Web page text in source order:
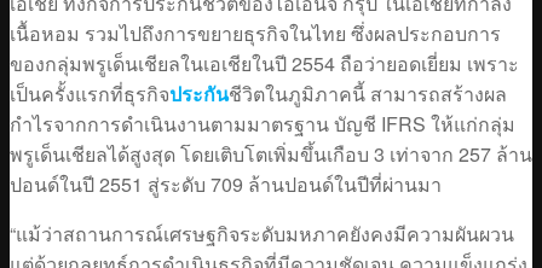
เนื้อหอม รวมไปถึงการขยายธุรกิจในไทย ซึ่งผลประกอบการ
ของกลุ่มพรูเด็นเชียลในเอเชียในปี 2554 ถือว่ายอดเยี่ยม เพราะ
เป็นครั้งแรกที่ธุรกิจประกันชีวิตในภูมิภาคนี้ สามารถสร้างผล
กำไรจากการดำเนินงานตามมาตรฐาน บัญชี IFRS ให้แก่กลุ่ม
พรูเด็นเชียลได้สูงสุด โดยเติบโตเพิ่มขึ้นเกือบ 3 เท่าจาก 257 ล้าน
ปอนด์ในปี 2551 สู่ระดับ 709 ล้านปอนด์ในปีที่ผ่านมา
“แม้ว่าสถานการณ์เศรษฐกิจระดับมหภาคยังคงมีความผันผวน